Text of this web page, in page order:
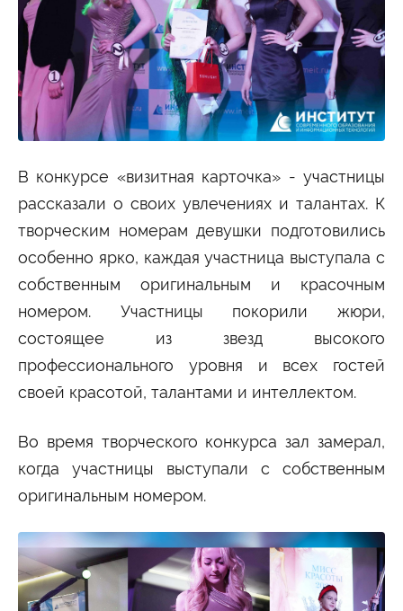
В конкурсе «визитная карточка» - участницы
рассказали о своих увлечениях и талантах. К
творческим номерам девушки подготовились
особенно ярко, каждая участница выступала с
собственным оригинальным и красочным
номером. Участницы покорили жюри,
состоящее из звезд высокого
профессионального уровня и всех гостей
своей красотой, талантами и интеллектом.
Во время творческого конкурса зал замерал,
когда участницы выступали с собственным
оригинальным номером.